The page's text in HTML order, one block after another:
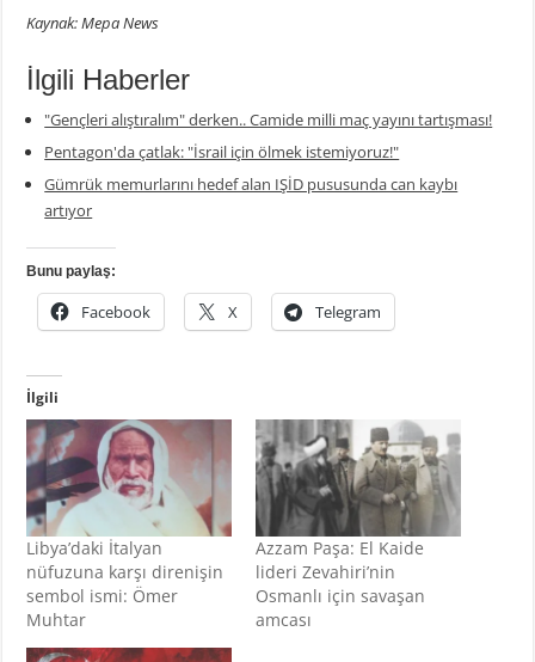
Kaynak: Mepa News
İlgili Haberler
"Gençleri alıştıralım" derken.. Camide milli maç yayını tartışması!
Pentagon'da çatlak: "İsrail için ölmek istemiyoruz!"
Gümrük memurlarını hedef alan IŞİD pususunda can kaybı
artıyor
Bunu paylaş:
Facebook X Telegram
İlgili
Libya’daki İtalyan
nüfuzuna karşı direnişin
sembol ismi: Ömer
Muhtar
Azzam Paşa: El Kaide
lideri Zevahiri’nin
Osmanlı için savaşan
amcası